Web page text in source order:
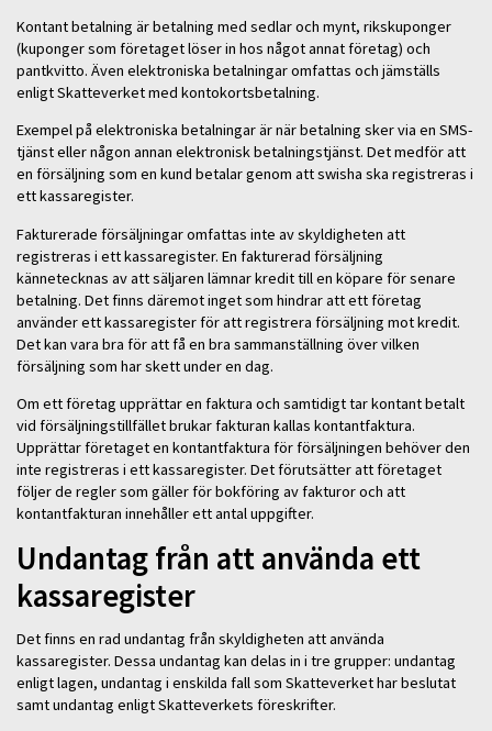
Kontant betalning är betalning med sedlar och mynt, rikskuponger
(kuponger som företaget löser in hos något annat företag) och
pantkvitto. Även elektroniska betalningar omfattas och jämställs
enligt Skatteverket med kontokortsbetalning.
Exempel på elektroniska betalningar är när betalning sker via en SMS-
tjänst eller någon annan elektronisk betalningstjänst. Det medför att
en försäljning som en kund betalar genom att swisha ska registreras i
ett kassaregister.
Fakturerade försäljningar omfattas inte av skyldigheten att
registreras i ett kassaregister. En fakturerad försäljning
kännetecknas av att säljaren lämnar kredit till en köpare för senare
betalning. Det finns däremot inget som hindrar att ett företag
använder ett kassaregister för att registrera försäljning mot kredit.
Det kan vara bra för att få en bra sammanställning över vilken
försäljning som har skett under en dag.
Om ett företag upprättar en faktura och samtidigt tar kontant betalt
vid försäljningstillfället brukar fakturan kallas kontantfaktura.
Upprättar företaget en kontantfaktura för försäljningen behöver den
inte registreras i ett kassaregister. Det förutsätter att företaget
följer de regler som gäller för bokföring av fakturor och att
kontantfakturan innehåller ett antal uppgifter.
Undantag från att använda ett
kassaregister
Det finns en rad undantag från skyldigheten att använda
kassaregister. Dessa undantag kan delas in i tre grupper: undantag
enligt lagen, undantag i enskilda fall som Skatteverket har beslutat
samt undantag enligt Skatteverkets föreskrifter.